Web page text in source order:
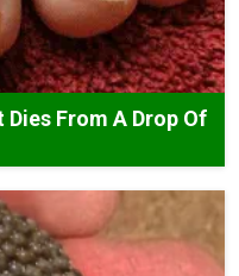
From A Drop Of